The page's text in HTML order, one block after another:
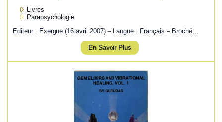
Livres
Parapsychologie
Editeur : Exergue (16 avril 2007) – Langue : Français – Broché…
En Savoir Plus